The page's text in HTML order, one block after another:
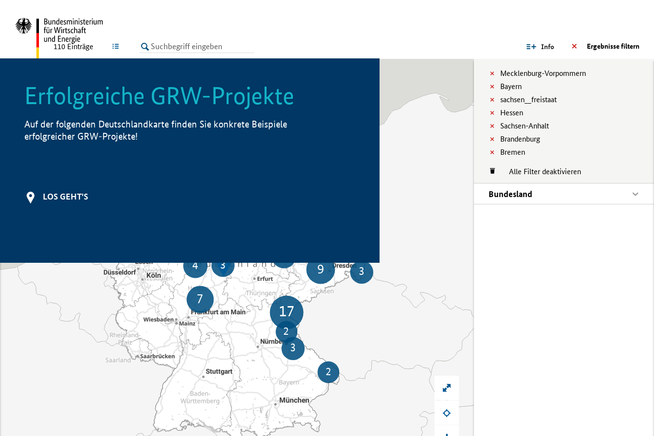
LISTE Ergebnisse filtern
Info
Mecklenburg-Vorpommern
Bayern
sachsen__freistaat
Hessen
Sachsen-Anhalt
Brandenburg
Bremen
Alle Filter deaktivieren
Bundesland
110 Einträge
Erfolgreiche GRW-Projekte
Auf der folgenden Deutschlandkarte finden Sie konkrete Beispiele
erfolgreicher GRW-Projekte!
LOS GEHT'S